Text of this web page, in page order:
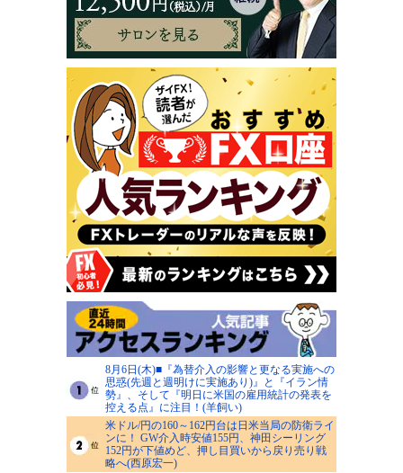
8月6日(木)■『為替介入の影響と更なる実施への
思惑(先週と週明けに実施あり)』と『イラン情
勢』、そして『明日に米国の雇用統計の発表を
控える点』に注目！(羊飼い)
米ドル/円の160～162円台は日米当局の防衛ライ
ンに！ GW介入時安値155円、神田シーリング
152円が下値めど、押し目買いから戻り売り戦
略へ(西原宏一)